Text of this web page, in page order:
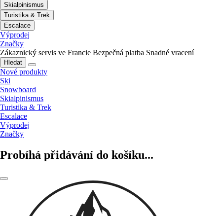
Skialpinismus
Turistika & Trek
Escalace
Výprodej
Značky
Zákaznický servis ve Francie Bezpečná platba Snadné vracení
Hledat
Nové produkty
Ski
Snowboard
Skialpinismus
Turistika & Trek
Escalace
Výprodej
Značky
Probíhá přidávání do košíku...